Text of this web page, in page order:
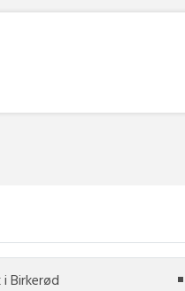
Birkerød